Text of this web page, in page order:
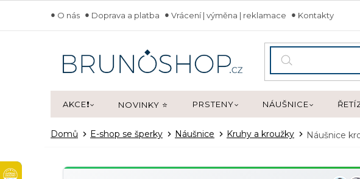
obsah
O nás Doprava a platba Vrácení | výměna | reklamace Kontakty
AKCE❗ NOVINKY ⭐ PRSTENY NÁUŠNICE
Domů E-shop se šperky Náušnice Kruhy a kroužky Náušnice